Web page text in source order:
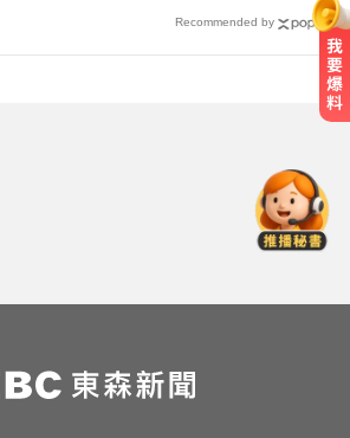
Recommended by
明
女權集會！36歲網紅陳屍
因待查